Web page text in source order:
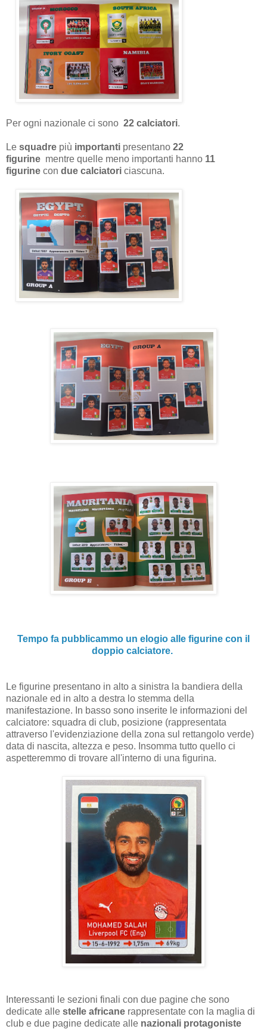
Per ogni nazionale ci sono 22 calciatori.
Le squadre più importanti presentano 22
figurine mentre quelle meno importanti hanno 11
figurine con due calciatori ciascuna.
Tempo fa pubblicammo un elogio alle figurine con il
doppio calciatore.
Le figurine presentano in alto a sinistra la bandiera della
nazionale ed in alto a destra lo stemma della
manifestazione. In basso sono inserite le informazioni del
calciatore: squadra di club, posizione (rappresentata
attraverso l'evidenziazione della zona sul rettangolo verde)
data di nascita, altezza e peso. Insomma tutto quello ci
aspetteremmo di trovare all'interno di una figurina.
Interessanti le sezioni finali con due pagine che sono
dedicate alle stelle africane rappresentate con la maglia di
club e due pagine dedicate alle nazionali protagoniste